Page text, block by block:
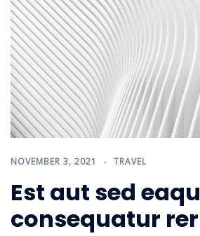
NOVEMBER 3, 2021 TRAVEL
Est aut sed
consequatur